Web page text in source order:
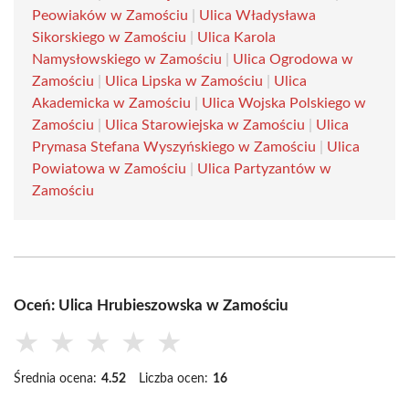
Peowiaków w Zamościu
Ulica Władysława
Sikorskiego w Zamościu
Ulica Karola
Namysłowskiego w Zamościu
Ulica Ogrodowa w
Zamościu
Ulica Lipska w Zamościu
Ulica
Akademicka w Zamościu
Ulica Wojska Polskiego w
Zamościu
Ulica Starowiejska w Zamościu
Ulica
Prymasa Stefana Wyszyńskiego w Zamościu
Ulica
Powiatowa w Zamościu
Ulica Partyzantów w
Zamościu
Oceń: Ulica Hrubieszowska w Zamościu
★ ★ ★ ★ ★
Średnia ocena: 4.52 Liczba ocen: 16